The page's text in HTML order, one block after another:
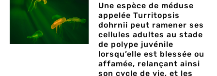
Une espèce de méduse
appelée Turritopsis
dohrnii peut ramener ses
cellules adultes au stade
de polype juvénile
lorsqu’elle est blessée ou
affamée, relançant ainsi
son cycle de vie, et les